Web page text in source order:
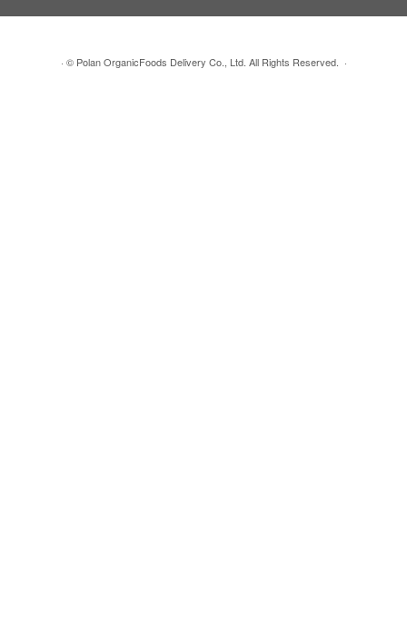
· © Polan OrganicFoods Delivery Co., Ltd. All Rights Reserved. ·